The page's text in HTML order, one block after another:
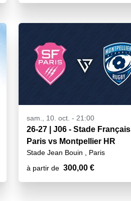
sam., 10. oct. - 21:00
26-27 | J06 - Stade Français
Paris vs Montpellier HR
Stade Jean Bouin , Paris
à partir de 300,00 €